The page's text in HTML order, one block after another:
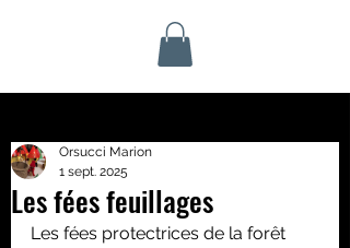
Les fées feuillages
Orsucci Marion
1 sept. 2025
Les fées protectrices de la forêt